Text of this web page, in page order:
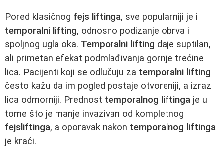
Pored klasičnog fejs liftinga, sve popularniji je i
temporalni lifting, odnosno podizanje obrva i
spoljnog ugla oka. Temporalni lifting daje suptilan,
ali primetan efekat podmlađivanja gornje trećine
lica. Pacijenti koji se odlučuju za temporalni lifting
često kažu da im pogled postaje otvoreniji, a izraz
lica odmorniji. Prednost temporalnog liftinga je u
tome što je manje invazivan od kompletnog
fejsliftinga, a oporavak nakon temporalnog liftinga
je kraći.